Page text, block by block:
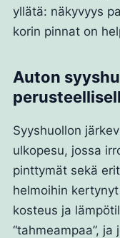
yllätä: näkyvyys
korin pinnat on
Auton
Syyshuollon
ulkopesu, jossa
pinttymät sekä
helmoihin
kosteus ja
“tahmeampaa”,